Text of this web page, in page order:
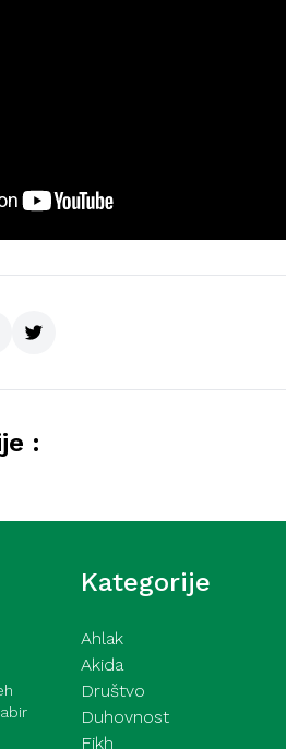
:
Kategorije
Ahlak
Akida
Društvo
Duhovnost
Fikh